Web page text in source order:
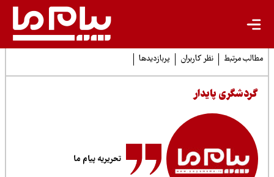
مرتبط نظر کاربران پربازدیدها
پایدار
تحریریه پیام ما